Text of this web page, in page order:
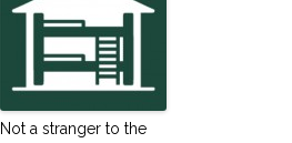
Not‌ ‌a‌ ‌stranger‌ ‌to‌ ‌the‌